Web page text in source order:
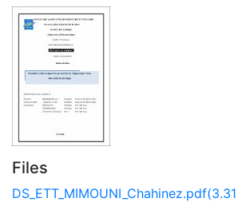
Files
DS_ETT_MIMOUNI_Chahinez.pdf